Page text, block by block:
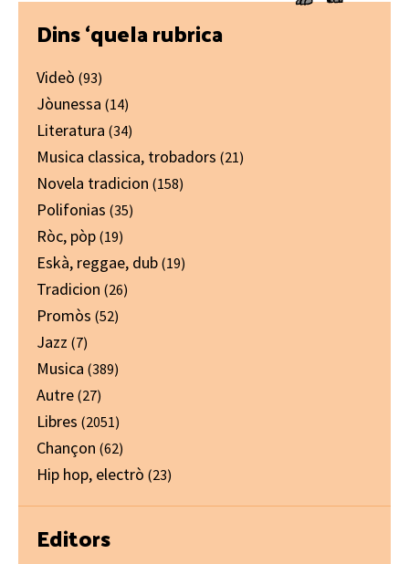
Primary
Sidebar
Dins ‘quela rubrica
Videò (93)
Jòunessa (14)
Literatura (34)
Musica classica, trobadors (21)
Novela tradicion (158)
Polifonias (35)
Ròc, pòp (19)
Eskà, reggae, dub (19)
Tradicion (26)
Promòs (52)
Jazz (7)
Musica (389)
Autre (27)
Libres (2051)
Chançon (62)
Hip hop, electrò (23)
Editors